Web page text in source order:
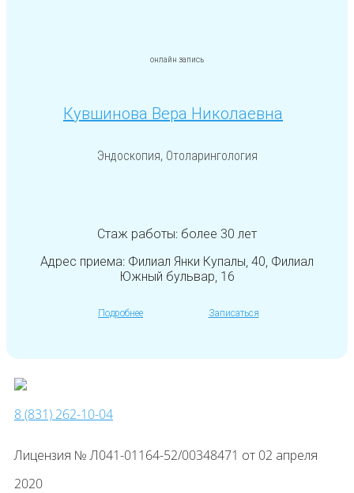
онлайн запись
Кувшинова Вера Николаевна
Эндоскопия, Отоларингология
Стаж работы: более 30 лет
Адрес приема: Филиал Янки Купалы, 40, Филиал
Южный бульвар, 16
Подробнее Записаться
8 (831) 262-10-04
Лицензия № Л041-01164-52/00348471 от 02 апреля
2020